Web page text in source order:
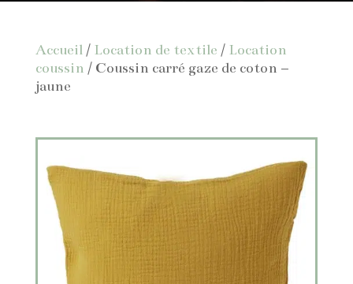
Accueil/ Location de textile / Location
coussin / Coussin carré gaze de coton –
jaune